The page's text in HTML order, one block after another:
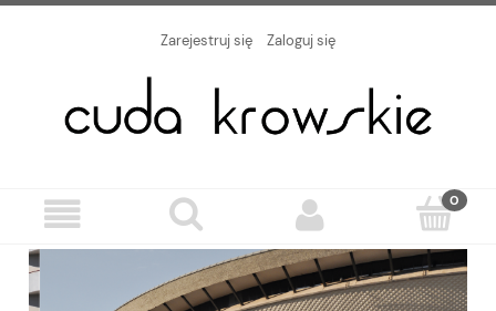
Zarejestruj się Zaloguj się